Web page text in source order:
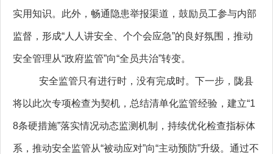
实用知识。此外，畅通隐患举报渠道，鼓励员工参与内部
监督，形成“人人讲安全、个个会应急”的良好氛围，推动
安全管理从“政府监管”向“全员共治”转变。
安全监管只有进行时，没有完成时。下一步，陇县
将以此次专项检查为契机，总结清单化监管经验，建立“1
8条硬措施”落实情况动态监测机制，持续优化检查指标体
系，推动安全监管从“被动应对”向“主动预防”升级。通过不